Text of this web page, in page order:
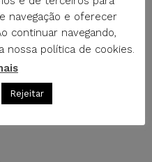
navegação e oferecer
continuar navegando,
política de cookies.
Rejeitar